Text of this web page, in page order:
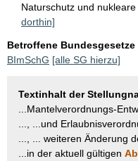
Naturschutz und
dorthin]
Betroffene Bundesgesetze
BImSchG [alle SG hierzu]
Textinhalt der
...Mantelverordnungs-
..., ...und
..., ... weiteren Änderung
...in der aktuell gültigen